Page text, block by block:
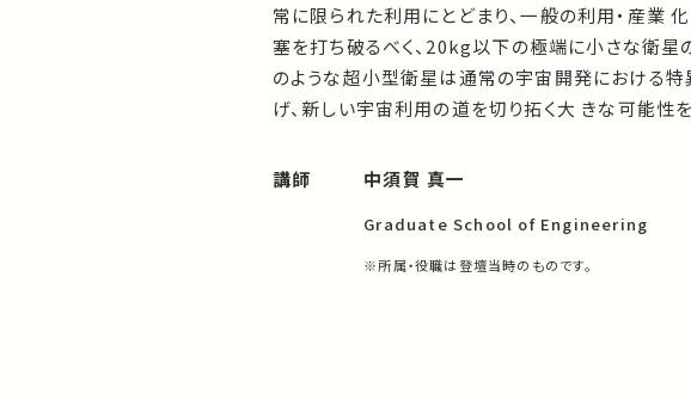
常に限られた利用にとどまり、一般の利用・産業
塞を打ち破るべく、20kg以下の極端に小さな衛星
のような超小型衛星は通常の宇宙開発における特
げ、新しい宇宙利用の道を切り拓く大 きな可能性を
講師 中須賀 真一
Graduate School of Engineering
※所属・役職は登壇当時のものです。